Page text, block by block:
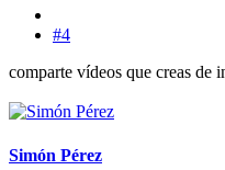
#4
comparte vídeos que creas de
Simón Pérez